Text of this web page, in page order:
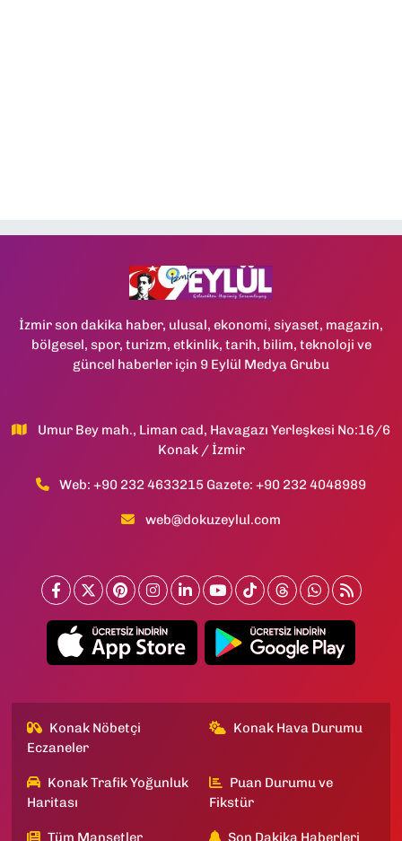
İzmir son dakika haber, ulusal, ekonomi, siyaset, magazin,
bölgesel, spor, turizm, etkinlik, tarih, bilim, teknoloji ve
güncel haberler için 9 Eylül Medya Grubu
Umur Bey mah., Liman cad, Havagazı Yerleşkesi No:16/6
Konak / İzmir
Web: +90 232 4633215 Gazete: +90 232 4048989
web@dokuzeylul.com
Konak Nöbetçi
Eczaneler
Konak Hava Durumu
Konak Trafik Yoğunluk
Haritası
Puan Durumu ve
Fikstür
Tüm Manşetler Son Dakika Haberleri